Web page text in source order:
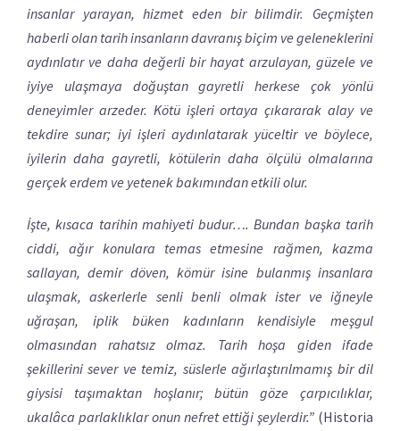
insanlar yarayan, hizmet eden bir bilimdir. Geçmişten
haberli olan tarih insanların davranış biçim ve geleneklerini
aydınlatır ve daha değerli bir hayat arzulayan, güzele ve
iyiye ulaşmaya doğuştan gayretli herkese çok yönlü
deneyimler arzeder. Kötü işleri ortaya çıkararak alay ve
tekdire sunar; iyi işleri aydınlatarak yüceltir ve böylece,
iyilerin daha gayretli, kötülerin daha ölçülü olmalarına
gerçek erdem ve yetenek bakımından etkili olur.
İşte, kısaca tarihin mahiyeti budur…. Bundan başka tarih
ciddi, ağır konulara temas etmesine rağmen, kazma
sallayan, demir döven, kömür isine bulanmış insanlara
ulaşmak, askerlerle senli benli olmak ister ve iğneyle
uğraşan, iplik büken kadınların kendisiyle meşgul
olmasından rahatsız olmaz. Tarih hoşa giden ifade
şekillerini sever ve temiz, süslerle ağırlaştırılmamış bir dil
giysisi taşımaktan hoşlanır; bütün göze çarpıcılıklar,
ukalâca parlaklıklar onun nefret ettiği şeylerdir.” (Historia